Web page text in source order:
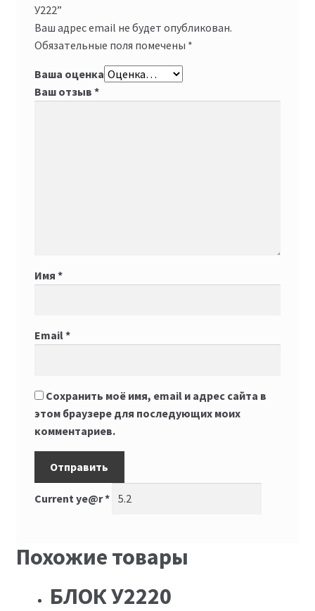
У222”
Ваш адрес email не будет опубликован.
Обязательные поля помечены *
Ваша оценка
Ваш отзыв *
Имя *
Email*
Сохранить моё имя, email и адрес сайта в
этом браузере для последующих моих
комментариев.
Current ye@r*
Похожие товары
БЛОК У2220